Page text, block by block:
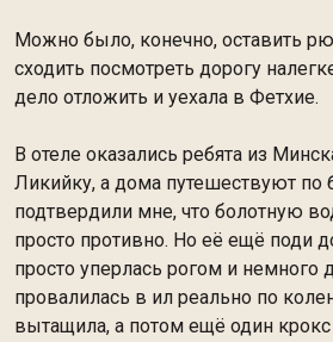
Можно было, конечно, оставить
сходить посмотреть дорогу
дело отложить и уехала в Фетхие.
В отеле оказались ребята из
Ликийку, а дома путешествуют по
подтвердили мне, что болотную
просто противно. Но её ещё поди
просто уперлась рогом и немного
провалилась в ил реально по
вытащила, а потом ещё один крокс